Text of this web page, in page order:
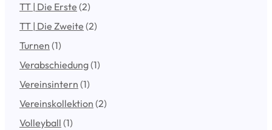
TT | Die Erste (2)
TT | Die Zweite (2)
Turnen (1)
Verabschiedung(1)
Vereinsintern (1)
Vereinskollektion (2)
Volleyball (1)